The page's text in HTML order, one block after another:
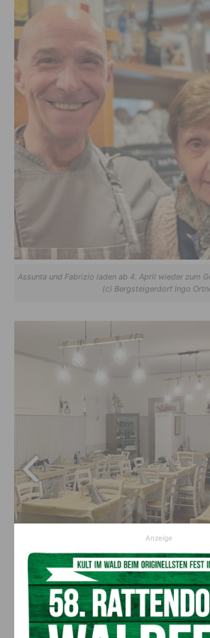
Assunta und Fabrizio laden ab 4. April wieder zum
(c) Bergsteigerdorf Ingo
(c) Bergsteigerdorf Ingo
Anzeige